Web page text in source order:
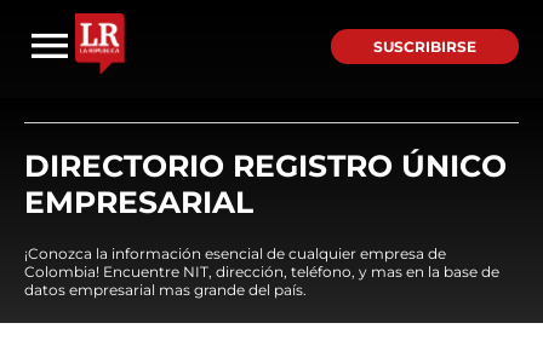
SUSCRIBIRSE
DIRECTORIO REGISTRO ÚNICO
EMPRESARIAL
¡Conozca la información esencial de cualquier empresa de
Colombia! Encuentre NIT, dirección, teléfono, y mas en la base de
datos empresarial mas grande del país.